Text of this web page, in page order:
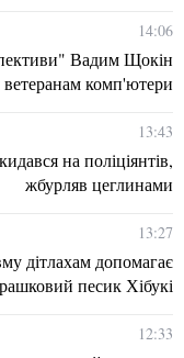
14:06
Вадим Щокін
ветеранам комп'ютери
13:43
на поліціянтів,
жбурляв цеглинами
13:27
дітлахам допомагає
песик Хібукі
12:33